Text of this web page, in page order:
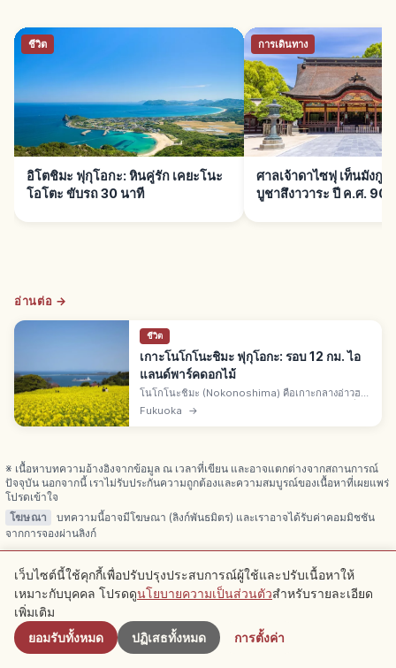
ชีวิต
อิโตชิมะ ฟุกุโอกะ: หินคู่รัก เคยะโนะ
โอโตะ ขับรถ 30 นาที
การเดินทาง
ศาลเจ้าดาไซฟุ เท็นมังกู
บูชาสึงาวาระ ปี ค.ศ. 903
อ่านต่อ →
ชีวิต
เกาะโนโกโนะชิมะ ฟุกุโอกะ: รอบ 12 กม. ไอ
แลนด์พาร์คดอกไม้
โนโกโนะชิมะ (Nokonoshima) คือเกาะกลางอ่าวฮา
กาตะ จ.ฟุกุโอกะ จากท่าเรือเมย์โนะฮามะเรือเฟอร์รี่ 10
Fukuoka →
※ เนื้อหาบทความอ้างอิงจากข้อมูล ณ เวลาที่เขียน และอาจแตกต่างจากสถานการณ์
ปัจจุบัน นอกจากนี้ เราไม่รับประกันความถูกต้องและความสมบูรณ์ของเนื้อหาที่เผยแพร่
โปรดเข้าใจ
โฆษณา
บทความนี้อาจมีโฆษณา (ลิงก์พันธมิตร) และเราอาจได้รับค่าคอมมิชชัน
จากการจองผ่านลิงก์
บทความที่เกี่ยวข้อง
ดูบทความเพิ่มเติมในหมวดหมู่นี้
ใกล้เคียง
เว็บไซต์นี้ใช้คุกกี้เพื่อปรับปรุงประสบการณ์ผู้ใช้และปรับเนื้อหาให้
เหมาะกับบุคคล โปรดดูนโยบายความเป็นส่วนตัวสำหรับรายละเอียด
เพิ่มเติม
ยอมรับทั้งหมด
ปฏิเสธทั้งหมด การตั้งค่า